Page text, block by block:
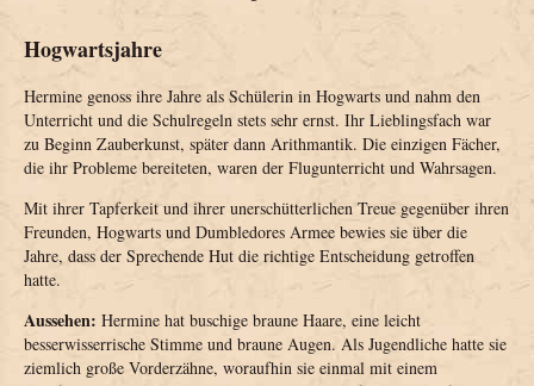
Hogwartsjahre
Hermine genoss ihre Jahre als Schülerin in Hogwarts und nahm den
Unterricht und die Schulregeln stets sehr ernst. Ihr Lieblingsfach war
zu Beginn Zauberkunst, später dann Arithmantik. Die einzigen Fächer,
die ihr Probleme bereiteten, waren der Flugunterricht und Wahrsagen.
Mit ihrer Tapferkeit und ihrer unerschütterlichen Treue gegenüber ihren
Freunden, Hogwarts und Dumbledores Armee bewies sie über die
Jahre, dass der Sprechende Hut die richtige Entscheidung getroffen
hatte.
Aussehen: Hermine hat buschige braune Haare, eine leicht
besserwisserrische Stimme und braune Augen. Als Jugendliche hatte sie
ziemlich große Vorderzähne, woraufhin sie einmal mit einem